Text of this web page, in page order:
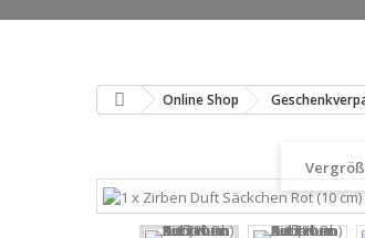
Online Shop